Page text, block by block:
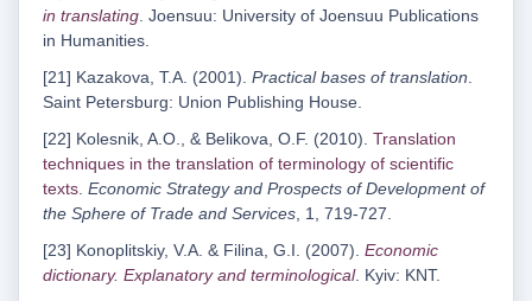
in translating. Joensuu: University of Joensuu Publications
in Humanities.
[21] Kazakova, T.A. (2001). Practical bases of translation.
Saint Petersburg: Union Publishing House.
[22] Kolesnik, A.O., & Belikova, O.F. (2010). Translation
techniques in the translation of terminology of scientific
texts. Economic Strategy and Prospects of Development of
the Sphere of Trade and Services, 1, 719-727.
[23] Konoplitskiy, V.A. & Filina, G.I. (2007). Economic
dictionary. Explanatory and terminological. Kyiv: KNT.